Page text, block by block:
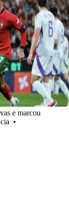
e marcou
•